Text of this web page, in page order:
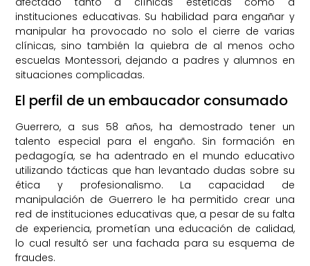
instituciones educativas. Su habilidad para engañar y
manipular ha provocado no solo el cierre de varias
clínicas, sino también la quiebra de al menos ocho
escuelas Montessori, dejando a padres y alumnos en
situaciones complicadas.
El perfil de un embaucador consumado
Guerrero, a sus 58 años, ha demostrado tener un
talento especial para el engaño. Sin formación en
pedagogía, se ha adentrado en el mundo educativo
utilizando tácticas que han levantado dudas sobre su
ética y profesionalismo. La capacidad de
manipulación de Guerrero le ha permitido crear una
red de instituciones educativas que, a pesar de su falta
de experiencia, prometían una educación de calidad,
lo cual resultó ser una fachada para su esquema de
fraudes.